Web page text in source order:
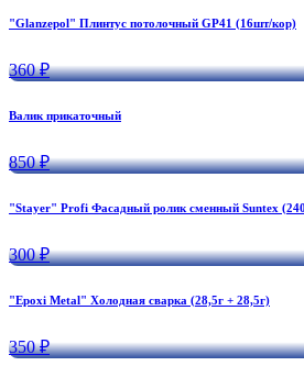
"Glanzepol" Плинтус потолочный GP41 (16шт/кор)
360 ₽
Валик прикаточный
850 ₽
"Stayer" Profi Фасадный ролик сменный Suntex
300 ₽
"Epoxi Metal" Холодная сварка (28,5г + 28,5г)
350 ₽